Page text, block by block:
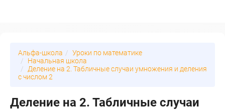
Альфа-школа
Уроки по математике
Начальная школа
Деление на 2. Табличные случаи умножения и деления
с числом 2
Деление на 2. Табличные случаи